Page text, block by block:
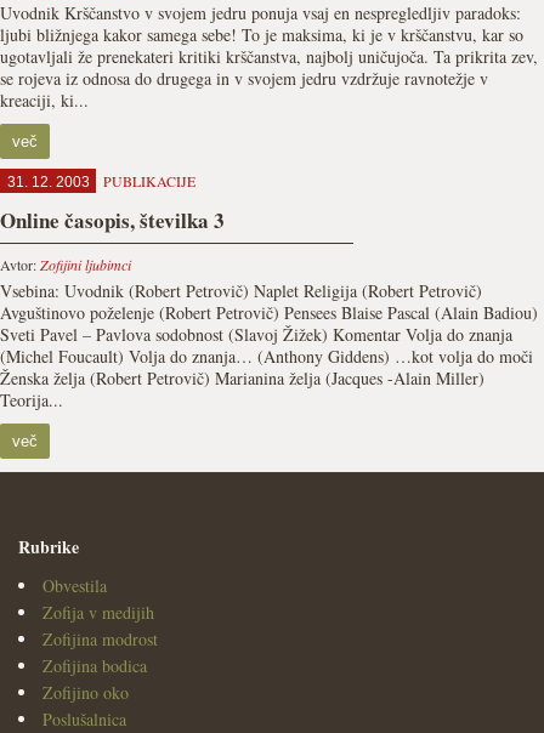
Uvodnik Krščanstvo v svojem jedru ponuja vsaj en nespregledljiv paradoks:
ljubi bližnjega kakor samega sebe! To je maksima, ki je v krščanstvu, kar so
ugotavljali že prenekateri kritiki krščanstva, najbolj uničujoča. Ta prikrita zev,
se rojeva iz odnosa do drugega in v svojem jedru vzdržuje ravnotežje v
kreaciji, ki...
več
31. 12. 2003 PUBLIKACIJE
Online časopis, številka 3
Avtor:Zofijini ljubimci
Vsebina: Uvodnik (Robert Petrovič) Naplet Religija (Robert Petrovič)
Avguštinovo poželenje (Robert Petrovič) Pensees Blaise Pascal (Alain Badiou)
Sveti Pavel – Pavlova sodobnost (Slavoj Žižek) Komentar Volja do znanja
(Michel Foucault) Volja do znanja… (Anthony Giddens) …kot volja do moči
Ženska želja (Robert Petrovič) Marianina želja (Jacques -Alain Miller)
Teorija...
več
Rubrike
Obvestila
Zofija v medijih
Zofijina modrost
Zofijina bodica
Zofijino oko
Poslušalnica